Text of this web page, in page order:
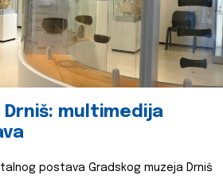
Drniš: multimedija
postava Gradskog muzeja Drniš